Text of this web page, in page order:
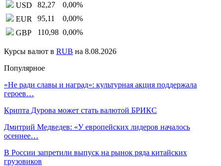
USD
82,27 0,00%
EUR
95,11 0,00%
GBP
110,98 0,00%
Курсы валют в RUB на 8.08.2026
Популярное
«Не ради славы и наград»: культурная акция поддержала
героев…
Крипта Дурова может стать валютой БРИКС
Дмитрий Медведев: «У европейских лидеров началось
осеннее…
В России запретили выпуск на рынок ряда китайских
грузовиков